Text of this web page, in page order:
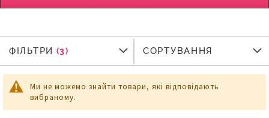
Ми не можемо знайти товари, які відповідають
вибраному.
ФІЛЬТРИ
ФІЛЬТРИ СОРТУВАННЯ